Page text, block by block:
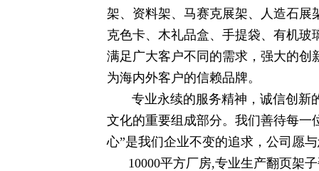
架、资料架、马赛克展架、人造石
克色卡、木礼品盒、手提袋、有机
满足广大客户不同的需求，强大的
为海内外客户的信赖品牌。
专业永续的服务精神，诚信创新
文化的重要组成部分。我们善待每
心”是我们企业不变的追求，公司愿
10000平方厂房,专业生产翻页架子